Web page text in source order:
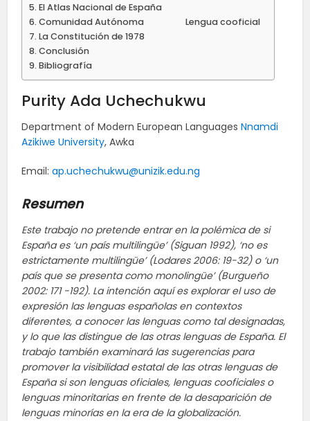
El Atlas Nacional de España
Comunidad Autónoma Lengua cooficial
La Constitución de 1978
Conclusión
Bibliografía
Purity Ada Uchechukwu
Department of Modern European LanguagesNnamdi
Azikiwe University, Awka
Email:ap.uchechukwu@unizik.edu.ng
Resumen
Este trabajo no pretende entrar en la polémica de si
España es ‘un país multilingüe’ (Siguan 1992), ‘no es
estrictamente multilingüe’ (Lodares 2006: 19-32) o ‘un
país que se presenta como monolingüe’ (Burgueño
2002: 171 -192). La intención aquí es explorar el uso de
expresión las lenguas españolas en contextos
diferentes, a conocer las lenguas como tal designadas,
y lo que las distingue de las otras lenguas de España. El
trabajo también examinará las sugerencias para
promover la visibilidad estatal de las otras lenguas de
España si son lenguas oficiales, lenguas cooficiales o
lenguas minoritarias en frente de la desaparición de
lenguas minorías en la era de la globalización.